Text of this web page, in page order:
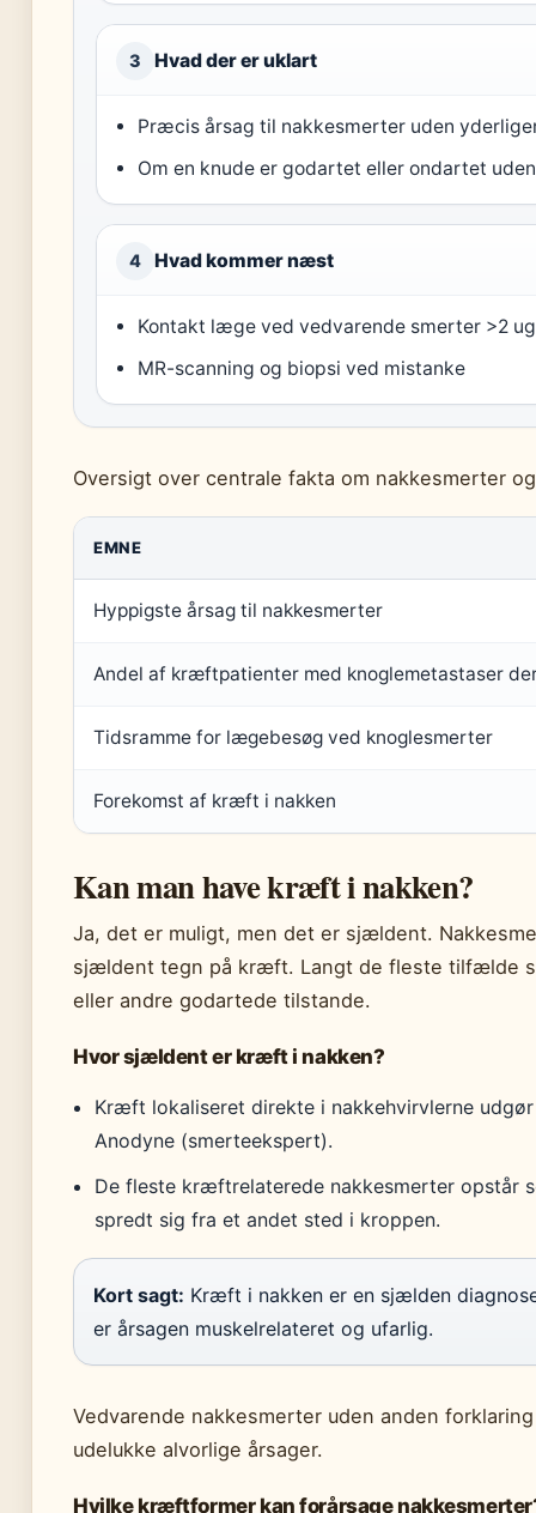
3 Hvad der er uklart
Præcis årsag til nakkesmerter uden
Om en knude er godartet eller ondartet
4 Hvad kommer næst
Kontakt læge ved vedvarende smerter >2
MR-scanning og biopsi ved mistanke
Oversigt over centrale fakta om nakkesmerter
EMNE
Hyppigste årsag til nakkesmerter
Andel af kræftpatienter med knoglemetastaser
Tidsramme for lægebesøg ved knoglesmerter
Forekomst af kræft i nakken
Kan man have kræft i nakken?
Ja, det er muligt, men det er sjældent.
sjældent tegn på kræft. Langt de fleste tilfælde
eller andre godartede tilstande.
Hvor sjældent er kræft i nakken?
Kræft lokaliseret direkte i nakkehvirvlerne
Anodyne (smerteekspert).
De fleste kræftrelaterede nakkesmerter opstår
spredt sig fra et andet sted i kroppen.
Kort sagt: Kræft i nakken er en sjælden
er årsagen muskelrelateret og ufarlig.
Vedvarende nakkesmerter uden anden
udelukke alvorlige årsager.
Hvilke kræftformer kan forårsage